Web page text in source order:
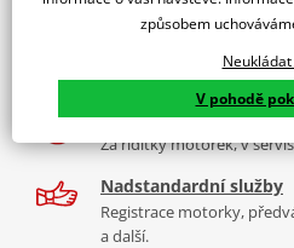
Řetězová sada - Řetěz EK, řada
Ocelové kolečko a rozeta
525 SRX2
tím, že má jako jediný na trhu ZST
Typické motorky:BMW F800 GS,
FZ8, Honda CBR 600F
2x multibrand
9 značek motocyklů,
díly, to vše v Praze a Liberci
Více než 30 let
Za řídítky motorek, v
Nadstandardní služby
Registrace motorky,
a další.
způsobem
V pohodě